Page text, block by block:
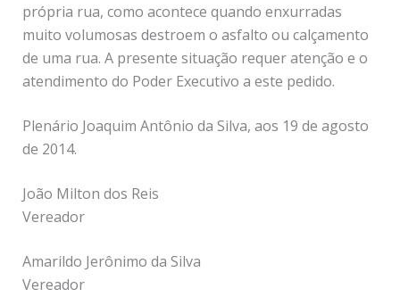
própria rua, como acontece quando enxurradas
muito volumosas destroem o asfalto ou calçamento
de uma rua. A presente situação requer atenção e o
atendimento do Poder Executivo a este pedido.
Plenário Joaquim Antônio da Silva, aos 19 de agosto
de 2014.
João Milton dos Reis
Vereador
Amarildo Jerônimo da Silva
Vereador